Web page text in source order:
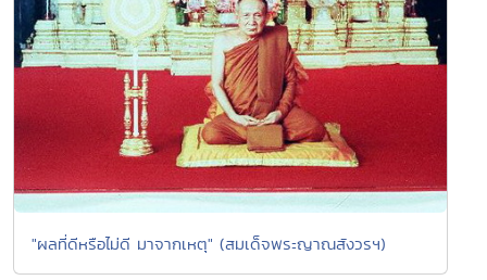
"ผลที่ดีหรือไม่ดี มาจากเหตุ" (สมเด็จพระญาณสังวรฯ)